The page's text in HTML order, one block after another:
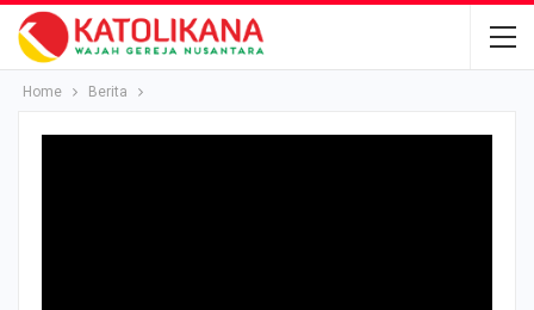
Home Berita